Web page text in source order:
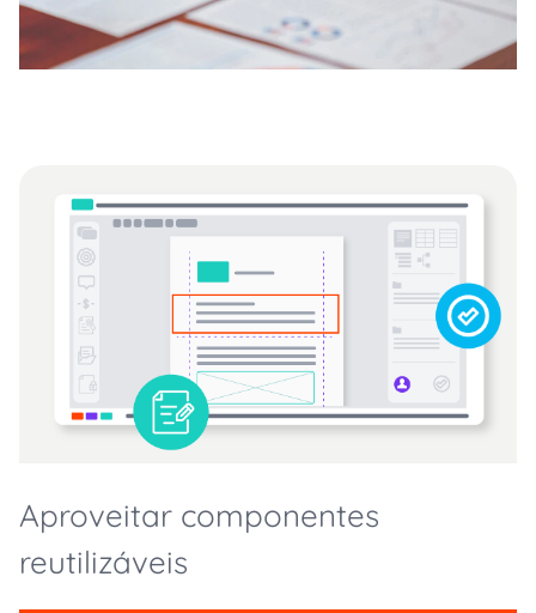
Aproveitar componentes
reutilizáveis